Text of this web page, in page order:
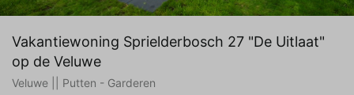
Vakantiewoning Sprielderbosch 27 "De Uitlaat"
op de Veluwe
Veluwe || Putten - Garderen